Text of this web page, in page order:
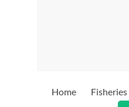
Home